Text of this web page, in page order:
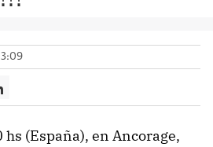
(España), en Ancorage,